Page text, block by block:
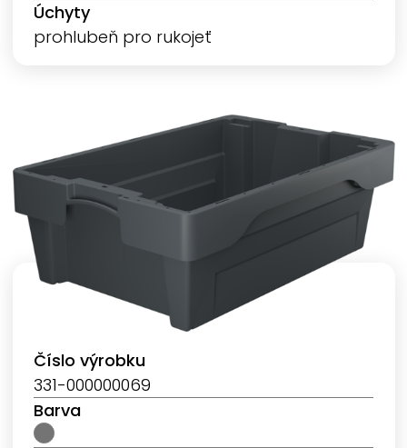
Úchyty
prohlubeň pro rukojeť
Číslo výrobku
331-000000069
Barva